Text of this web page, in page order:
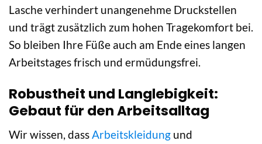
Lasche verhindert unangenehme Druckstellen
und trägt zusätzlich zum hohen Tragekomfort bei.
So bleiben Ihre Füße auch am Ende eines langen
Arbeitstages frisch und ermüdungsfrei.
Robustheit und Langlebigkeit:
Gebaut für den Arbeitsalltag
Wir wissen, dassArbeitskleidung und